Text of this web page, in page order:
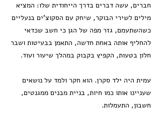
חברים, עשה דברים בדרך הייחודית שלו: המציא
מילים לשירי הבוקר, שיחק עם הסקוצ'ים בנעליים
כשהשתעמם, גזר מפה של הגן כי חשב שכדאי
להחליף אותה באחת חדשה, התאמן בבעיטות ושבר
חלון בטעות, הקפיץ בקבוק במהלך שיעור ועוד.
עמית היה ילד סקרן. הוא חקר ולמד על נושאים
שעניינו אותו כמו חיות, בניית מבנים ממגנטים,
חשבון, התעמלות.